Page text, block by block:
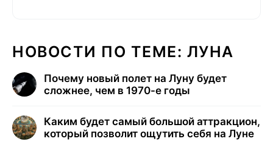
НОВОСТИ ПО ТЕМЕ: ЛУНА
Почему новый полет на Луну будет
сложнее, чем в 1970-е годы
Каким будет самый большой аттракцион,
который позволит ощутить себя на Луне